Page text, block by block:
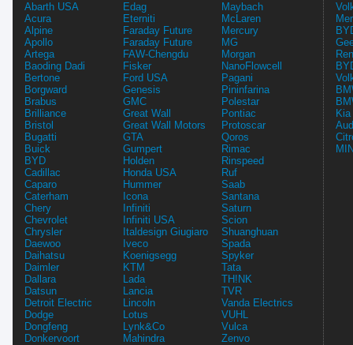
Abarth USA
Acura
Alpine
Apollo
Artega
Baoding Dadi
Bertone
Borgward
Brabus
Brilliance
Bristol
Bugatti
Buick
BYD
Cadillac
Caparo
Caterham
Chery
Chevrolet
Chrysler
Daewoo
Daihatsu
Daimler
Dallara
Datsun
Detroit Electric
Dodge
Dongfeng
Donkervoort
Edag
Eterniti
Faraday Future
Faraday Future
FAW-Chengdu
Fisker
Ford USA
Genesis
GMC
Great Wall
Great Wall Motors
GTA
Gumpert
Holden
Honda USA
Hummer
Icona
Infiniti
Infiniti USA
Italdesign Giugiaro
Iveco
Koenigsegg
KTM
Lada
Lancia
Lincoln
Lotus
Lynk&Co
Mahindra
Maybach
McLaren
Mercury
MG
Morgan
NanoFlowcell
Pagani
Pininfarina
Polestar
Pontiac
Protoscar
Qoros
Rimac
Rinspeed
Ruf
Saab
Santana
Saturn
Scion
Shuanghuan
Spada
Spyker
Tata
TH!NK
TVR
Vanda Electrics
VUHL
Vulca
Zenvo